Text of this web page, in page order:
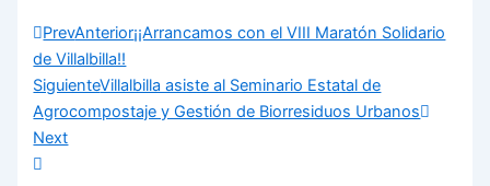
PrevAnterior¡¡Arrancamos con el VIII Maratón Solidario
de Villalbilla!!
SiguienteVillalbilla asiste al Seminario Estatal de
Agrocompostaje y Gestión de Biorresiduos Urbanos
Next